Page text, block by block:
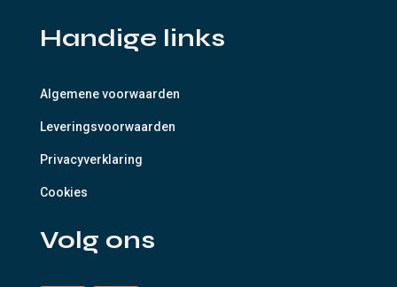
Handige links
Algemene voorwaarden
Leveringsvoorwaarden
Privacyverklaring
Cookies
Volg ons